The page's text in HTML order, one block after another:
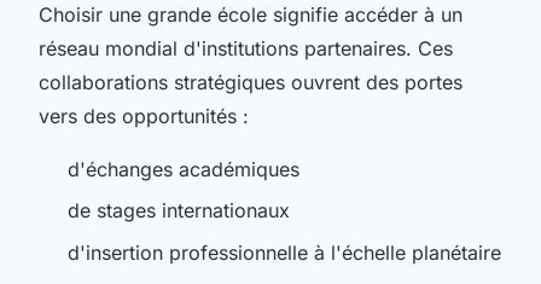
Choisir une grande école signifie accéder à un
réseau mondial d'institutions partenaires. Ces
collaborations stratégiques ouvrent des portes
vers des opportunités :
d'échanges académiques
de stages internationaux
d'insertion professionnelle à l'échelle planétaire